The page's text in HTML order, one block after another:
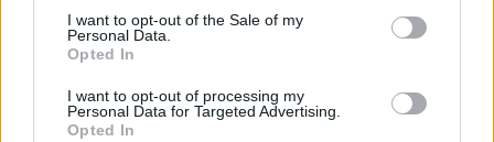
consent section.
I want to opt-out of the Sale of my
Personal Data.
Opted In
I want to opt-out of processing my
Personal Data for Targeted Advertising.
Opted In